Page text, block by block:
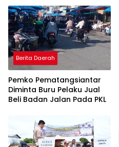
Berita Daerah
Pemko Pematangsiantar
Diminta Buru Pelaku Jual
Beli Badan Jalan Pada PKL